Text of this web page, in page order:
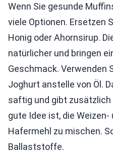
Wenn Sie gesunde
viele Optionen. Ersetzen
Honig oder Ahornsirup.
natürlicher und bringen
Geschmack. Verwenden
Joghurt anstelle von Öl.
saftig und gibt zusätzlich
gute Idee ist, die
Hafermehl zu mischen.
Ballaststoffe.